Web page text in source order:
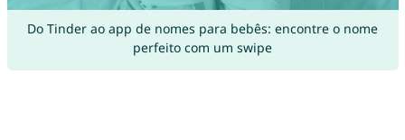
Do Tinder ao app de nomes para bebês: encontre o nome
perfeito com um swipe